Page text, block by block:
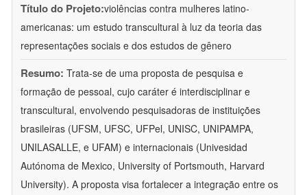
Título do Projeto:violências contra mulheres latino-
americanas: um estudo transcultural à luz da teoria das
representações sociais e dos estudos de gênero
Resumo: Trata-se de uma proposta de pesquisa e
formação de pessoal, cujo caráter é interdisciplinar e
transcultural, envolvendo pesquisadoras de instituições
brasileiras (UFSM, UFSC, UFPel, UNISC, UNIPAMPA,
UNILASALLE, e UFAM) e internacionais (Univesidad
Autónoma de Mexico, University of Portsmouth, Harvard
University). A proposta visa fortalecer a integração entre os